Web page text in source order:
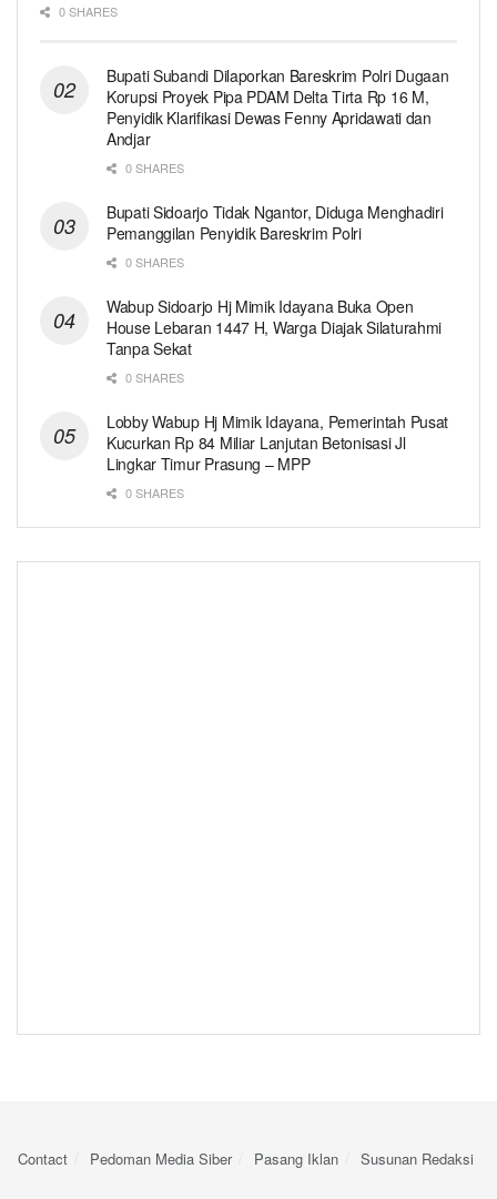
0 SHARES
Bupati Subandi Dilaporkan Bareskrim Polri Dugaan
Korupsi Proyek Pipa PDAM Delta Tirta Rp 16 M,
Penyidik Klarifikasi Dewas Fenny Apridawati dan
Andjar
0 SHARES
Bupati Sidoarjo Tidak Ngantor, Diduga Menghadiri
Pemanggilan Penyidik Bareskrim Polri
0 SHARES
Wabup Sidoarjo Hj Mimik Idayana Buka Open
House Lebaran 1447 H, Warga Diajak Silaturahmi
Tanpa Sekat
0 SHARES
Lobby Wabup Hj Mimik Idayana, Pemerintah Pusat
Kucurkan Rp 84 Miliar Lanjutan Betonisasi Jl
Lingkar Timur Prasung – MPP
0 SHARES
Contact Pedoman Media Siber Pasang Iklan Susunan Redaksi